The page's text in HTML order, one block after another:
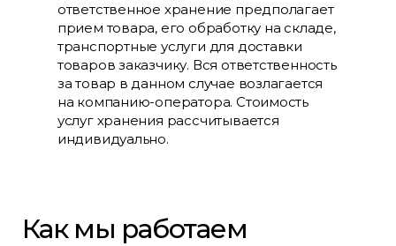
ответственное хранение предполагает
прием товара, его обработку на складе,
транспортные услуги для доставки
товаров заказчику. Вся ответственность
за товар в данном случае возлагается
на компанию-оператора. Стоимость
услуг хранения рассчитывается
индивидуально.
Как мы работаем